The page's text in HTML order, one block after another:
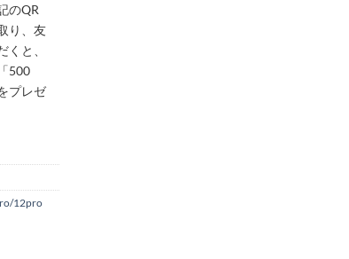
のQR
り、友
くと、
500
プレゼ
12pro